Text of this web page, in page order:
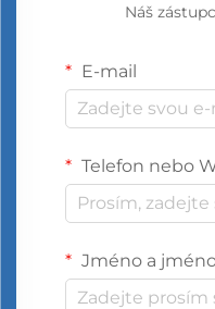
Náš
E-mail
Telefon nebo
Jméno a